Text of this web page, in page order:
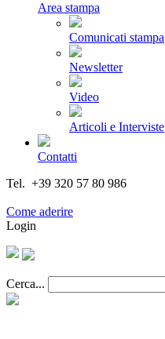
Area stampa
Comunicati stampa
Newsletter
Video
Articoli e Interviste
Contatti
Tel. +39 320 57 80 986
Come aderire
Login
Cerca...